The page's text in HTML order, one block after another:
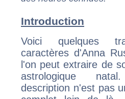
Introduction
Voici quelques
caractères d'Anna
l'on peut extraire de
astrologique
description n'est pas